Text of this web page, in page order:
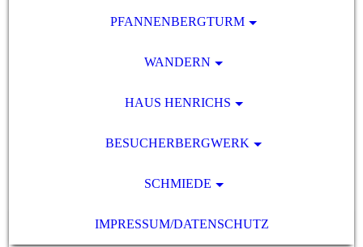
PFANNENBERGTURM
WANDERN
HAUS HENRICHS
BESUCHERBERGWERK
SCHMIEDE
IMPRESSUM/DATENSCHUTZ